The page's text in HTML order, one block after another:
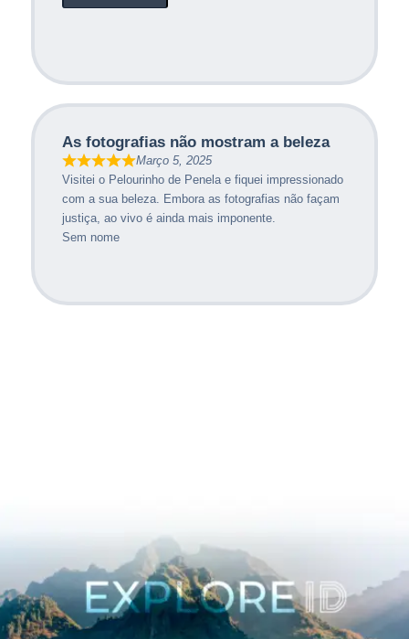
As fotografias não mostram a beleza
Março 5, 2025
Visitei o Pelourinho de Penela e fiquei impressionado
com a sua beleza. Embora as fotografias não façam
justiça, ao vivo é ainda mais imponente.
Sem nome